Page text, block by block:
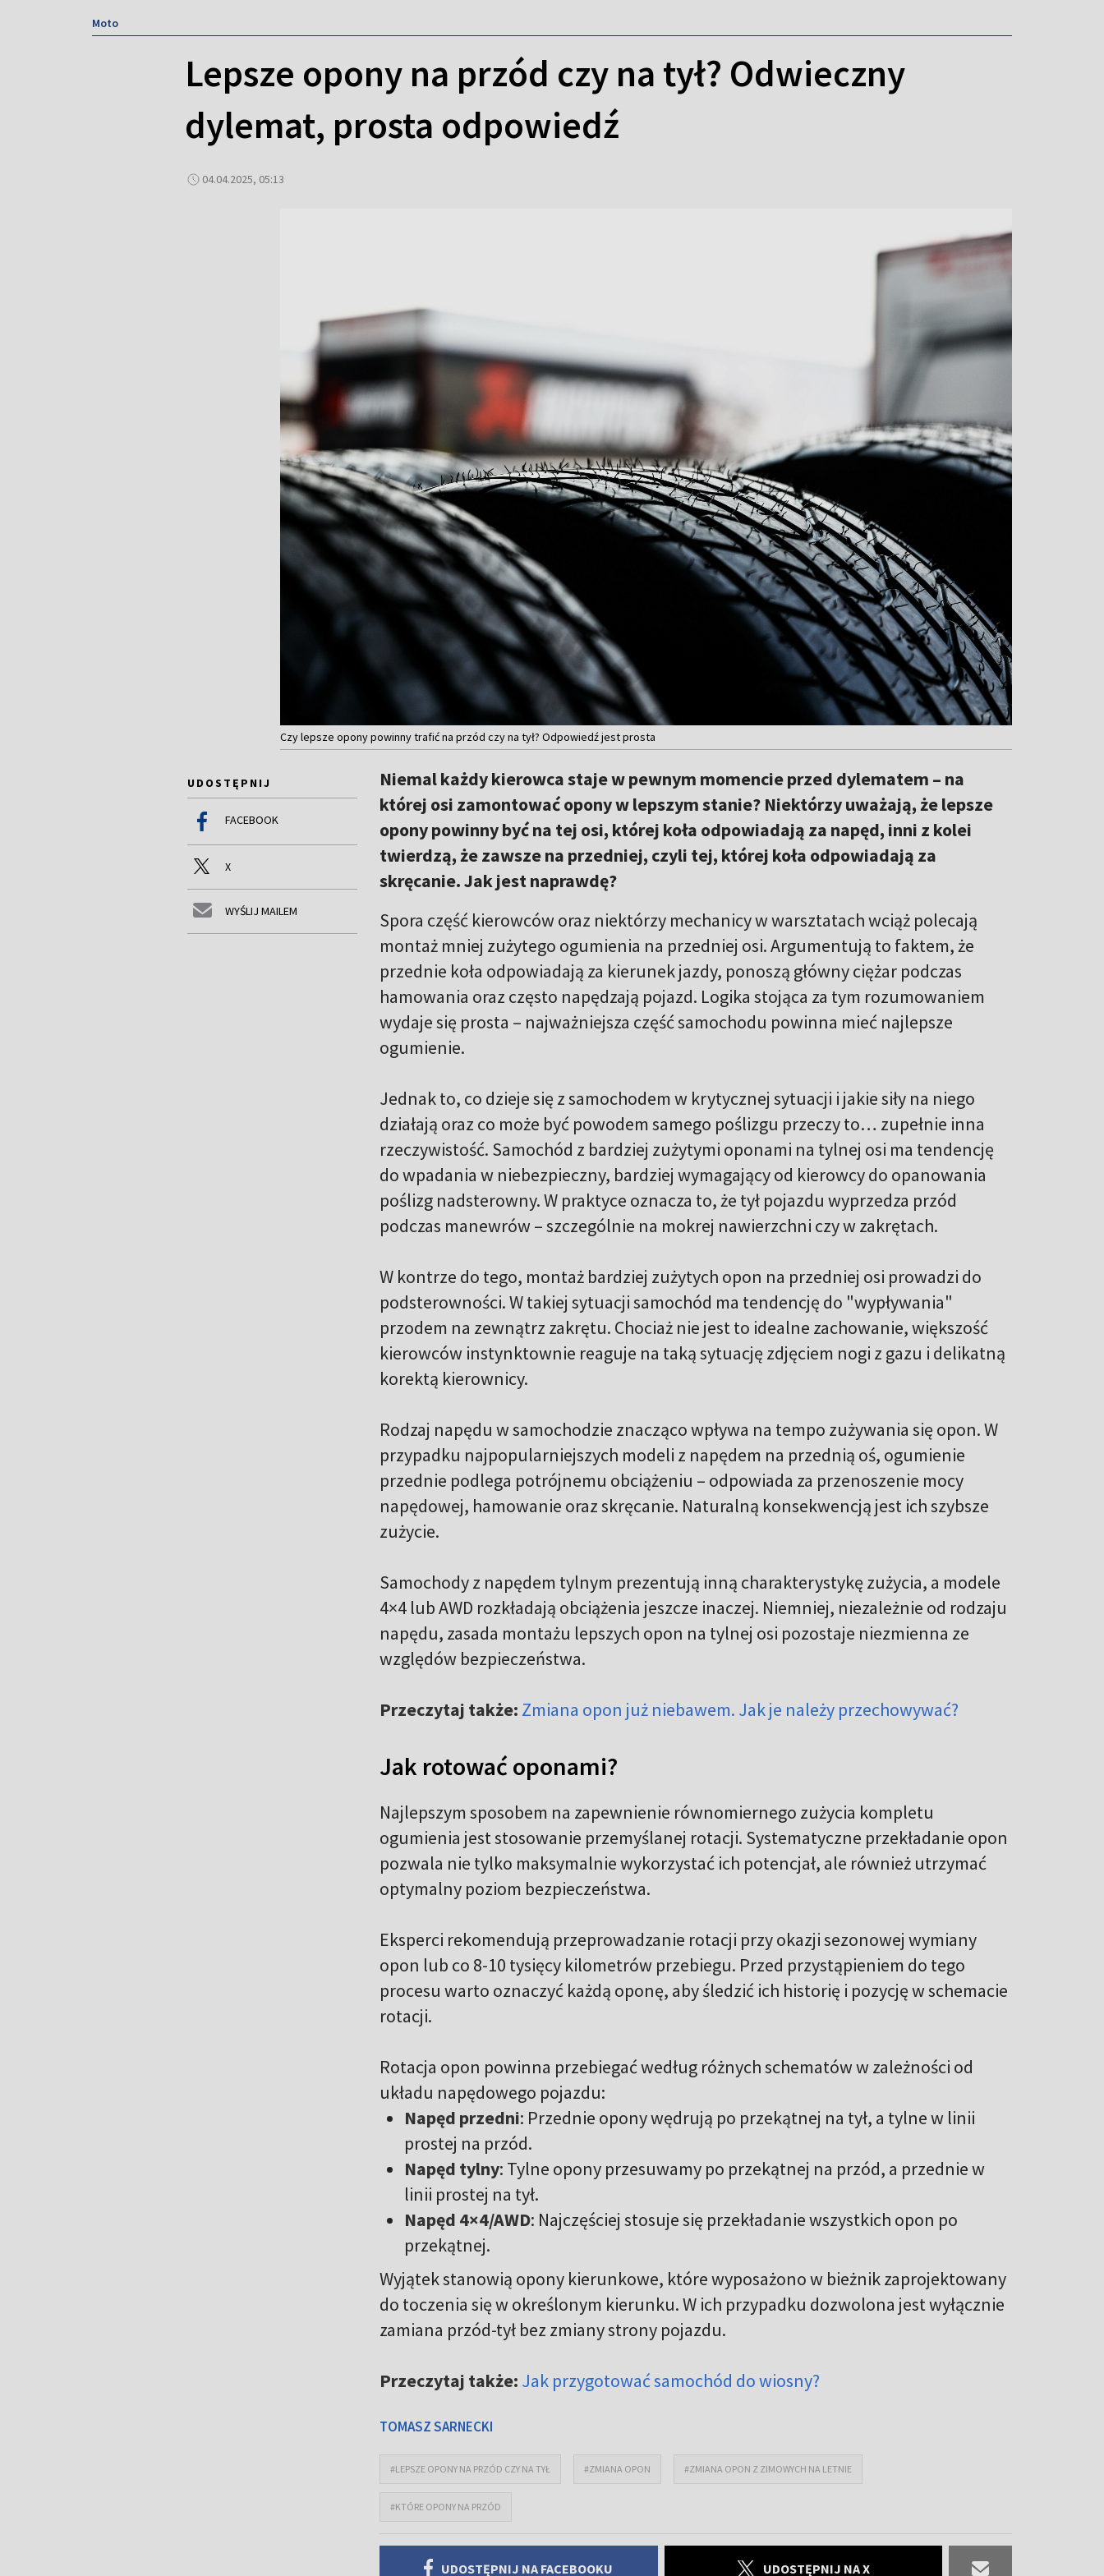
Moto
Lepsze opony na przód czy na tył? Odwieczny
dylemat, prosta odpowiedź
04.04.2025, 05:13
Czy lepsze opony powinny trafić na przód czy na tył? Odpowiedź jest prosta
UDOSTĘPNIJ
FACEBOOK
X
WYŚLIJ MAILEM
Niemal każdy kierowca staje w pewnym momencie przed dylematem – na
której osi zamontować opony w lepszym stanie? Niektórzy uważają, że lepsze
opony powinny być na tej osi, której koła odpowiadają za napęd, inni z kolei
twierdzą, że zawsze na przedniej, czyli tej, której koła odpowiadają za
skręcanie. Jak jest naprawdę?
Spora część kierowców oraz niektórzy mechanicy w warsztatach wciąż polecają
montaż mniej zużytego ogumienia na przedniej osi. Argumentują to faktem, że
przednie koła odpowiadają za kierunek jazdy, ponoszą główny ciężar podczas
hamowania oraz często napędzają pojazd. Logika stojąca za tym rozumowaniem
wydaje się prosta – najważniejsza część samochodu powinna mieć najlepsze
ogumienie.
Jednak to, co dzieje się z samochodem w krytycznej sytuacji i jakie siły na niego
działają oraz co może być powodem samego poślizgu przeczy to… zupełnie inna
rzeczywistość. Samochód z bardziej zużytymi oponami na tylnej osi ma tendencję
do wpadania w niebezpieczny, bardziej wymagający od kierowcy do opanowania
poślizg nadsterowny. W praktyce oznacza to, że tył pojazdu wyprzedza przód
podczas manewrów – szczególnie na mokrej nawierzchni czy w zakrętach.
W kontrze do tego, montaż bardziej zużytych opon na przedniej osi prowadzi do
podsterowności. W takiej sytuacji samochód ma tendencję do "wypływania"
przodem na zewnątrz zakrętu. Chociaż nie jest to idealne zachowanie, większość
kierowców instynktownie reaguje na taką sytuację zdjęciem nogi z gazu i delikatną
korektą kierownicy.
Rodzaj napędu w samochodzie znacząco wpływa na tempo zużywania się opon. W
przypadku najpopularniejszych modeli z napędem na przednią oś, ogumienie
przednie podlega potrójnemu obciążeniu – odpowiada za przenoszenie mocy
napędowej, hamowanie oraz skręcanie. Naturalną konsekwencją jest ich szybsze
zużycie.
Samochody z napędem tylnym prezentują inną charakterystykę zużycia, a modele
4×4 lub AWD rozkładają obciążenia jeszcze inaczej. Niemniej, niezależnie od rodzaju
napędu, zasada montażu lepszych opon na tylnej osi pozostaje niezmienna ze
względów bezpieczeństwa.
Przeczytaj także: Zmiana opon już niebawem. Jak je należy przechowywać?
Jak rotować oponami?
Najlepszym sposobem na zapewnienie równomiernego zużycia kompletu
ogumienia jest stosowanie przemyślanej rotacji. Systematyczne przekładanie opon
pozwala nie tylko maksymalnie wykorzystać ich potencjał, ale również utrzymać
optymalny poziom bezpieczeństwa.
Eksperci rekomendują przeprowadzanie rotacji przy okazji sezonowej wymiany
opon lub co 8-10 tysięcy kilometrów przebiegu. Przed przystąpieniem do tego
procesu warto oznaczyć każdą oponę, aby śledzić ich historię i pozycję w schemacie
rotacji.
Rotacja opon powinna przebiegać według różnych schematów w zależności od
układu napędowego pojazdu:
Napęd przedni: Przednie opony wędrują po przekątnej na tył, a tylne w linii
prostej na przód.
Napęd tylny: Tylne opony przesuwamy po przekątnej na przód, a przednie w
linii prostej na tył.
Napęd 4×4/AWD: Najczęściej stosuje się przekładanie wszystkich opon po
przekątnej.
Wyjątek stanowią opony kierunkowe, które wyposażono w bieżnik zaprojektowany
do toczenia się w określonym kierunku. W ich przypadku dozwolona jest wyłącznie
zamiana przód-tył bez zmiany strony pojazdu.
Przeczytaj także: Jak przygotować samochód do wiosny?
TOMASZ SARNECKI
#LEPSZE OPONY NA PRZÓD CZY NA TYŁ #ZMIANA OPON #ZMIANA OPON Z ZIMOWYCH NA LETNIE
#KTÓRE OPONY NA PRZÓD
UDOSTĘPNIJ NA FACEBOOKU UDOSTĘPNIJ NA X